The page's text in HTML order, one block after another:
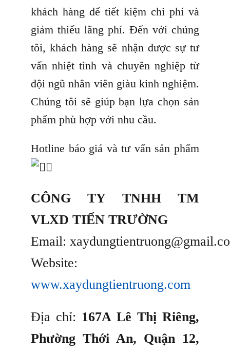
khách hàng để tiết kiệm chi phí và
giảm thiểu lãng phí. Đến với chúng
tôi, khách hàng sẽ nhận được sự tư
vấn nhiệt tình và chuyên nghiệp từ
đội ngũ nhân viên giàu kinh nghiệm.
Chúng tôi sẽ giúp bạn lựa chọn sản
phẩm phù hợp với nhu cầu.
Hotline báo giá và tư vấn sản phẩm
CÔNG TY TNHH TM
VLXD TIẾN TRƯỜNG
Email:
Website:
www.xaydungtientruong.com
Địa chỉ: 167A Lê Thị Riêng,
Phường Thới An, Quận 12,